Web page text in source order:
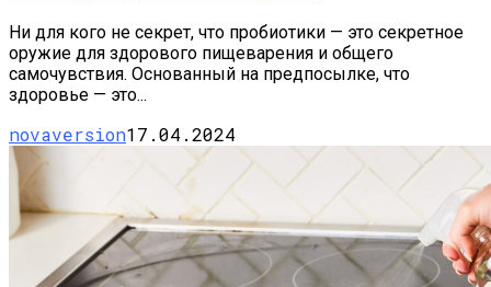
Ни для кого не секрет, что пробиотики — это секретное
оружие для здорового пищеварения и общего
самочувствия. Основанный на предпосылке, что
здоровье — это...
novaversion17.04.2024